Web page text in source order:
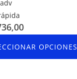
OPCIONES